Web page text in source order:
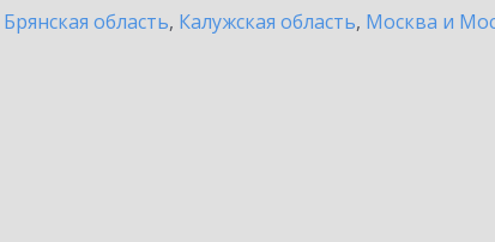
Брянская область, Калужская область, Москва и